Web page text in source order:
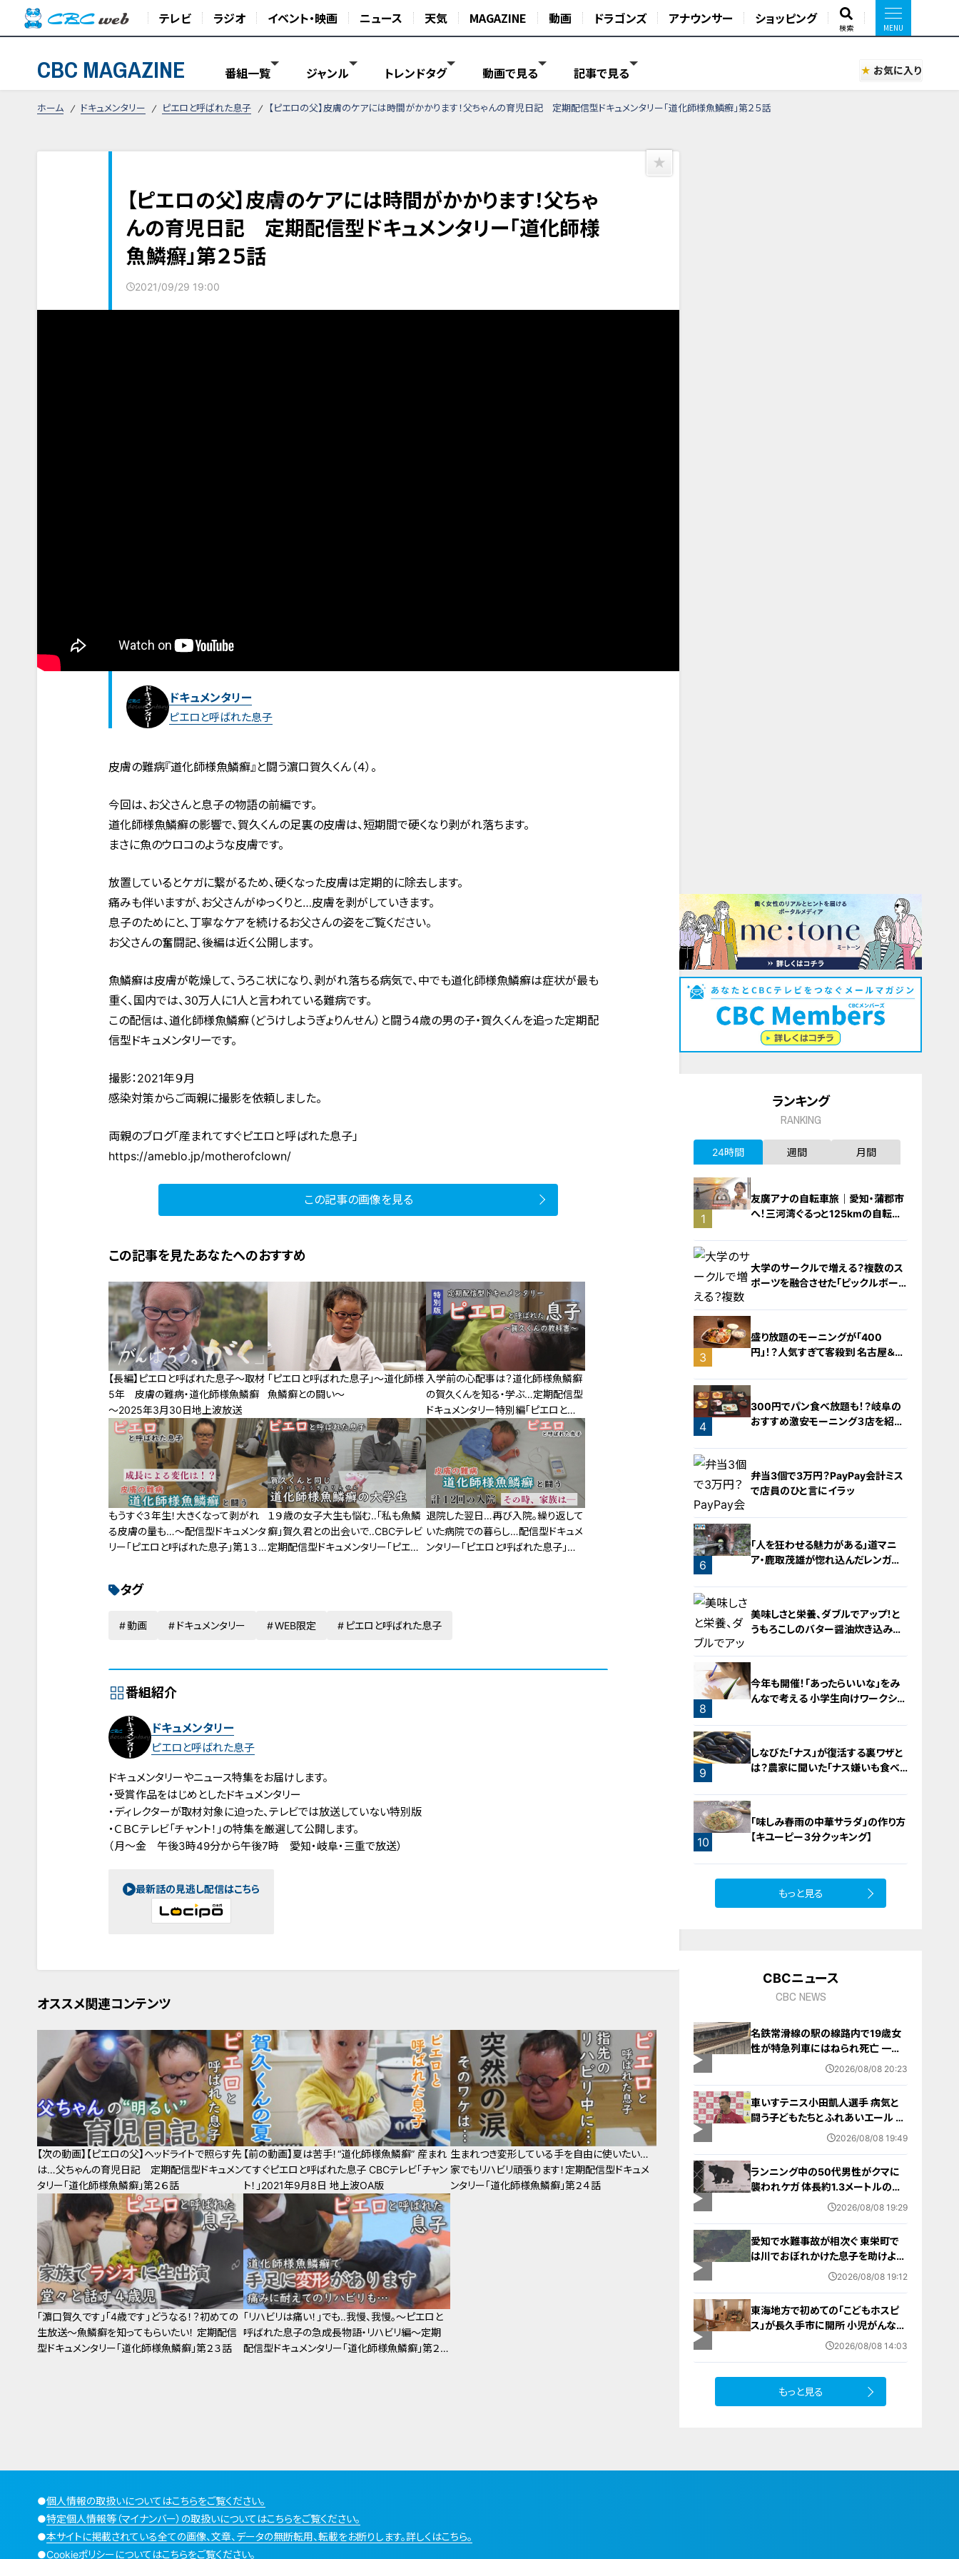
テレビ ラジオ イベント・映画 ニュース 天気 MAGAZINE 動画 ドラゴンズ アナウンサー ショッピング
検索
CBC MAGAZINE 番組一覧 ジャンル トレンドタグ 動画で見る 記事で見る お気に入り
ホーム ドキュメンタリー ピエロと呼ばれた息子 【ピエロの父】皮膚のケアには時間がかかります！父ちゃんの育児日記 定期配信型ドキュメンタリー「道化師様魚鱗癬」第２５話
【ピエロの父】皮膚のケアには時間がかかります！父ちゃ
んの育児日記 定期配信型ドキュメンタリー「道化師様
魚鱗癬」第２５話
2021/09/29 19:00
ドキュメンタリー
ピエロと呼ばれた息子
皮膚の難病『道化師様魚鱗癬』と闘う濵口賀久くん（４）。
今回は、お父さんと息子の物語の前編です。
道化師様魚鱗癬の影響で、賀久くんの足裏の皮膚は、短期間で硬くなり剥がれ落ちます。
まさに魚のウロコのような皮膚です。
放置しているとケガに繋がるため、硬くなった皮膚は定期的に除去します。
痛みも伴いますが、お父さんがゆっくりと…皮膚を剥がしていきます。
息子のためにと、丁寧なケアを続けるお父さんの姿をご覧ください。
お父さんの奮闘記、後編は近く公開します。
魚鱗癬は皮膚が乾燥して、うろこ状になり、剥がれ落ちる病気で、中でも道化師様魚鱗癬は症状が最も
重く、国内では、30万人に1人と言われている難病です。
この配信は、道化師様魚鱗癬（どうけしようぎょりんせん）と闘う４歳の男の子・賀久くんを追った定期配
信型ドキュメンタリーです。
撮影：2021年９月
感染対策からご両親に撮影を依頼しました。
両親のブログ「産まれてすぐピエロと呼ばれた息子」
https://ameblo.jp/motherofclown/
この記事の画像を見る
この記事を見たあなたへのおすすめ
【長編】ピエロと呼ばれた息子～取材
5年 皮膚の難病・道化師様魚鱗癬
～2025年3月30日地上波放送
「ピエロと呼ばれた息子」～道化師様
魚鱗癬との闘い～
入学前の心配事は？道化師様魚鱗癬
の賀久くんを知る・学ぶ…定期配信型
ドキュメンタリー特別編「ピエロと呼
ばれた息子」
もうすぐ３年生！大きくなって剥がれ
る皮膚の量も…～配信型ドキュメンタ
リー「ピエロと呼ばれた息子」第１３４
１９歳の女子大生も悩む‥「私も魚鱗
癬」賀久君との出会いで‥CBCテレビ
定期配信型ドキュメンタリー「ピエロ
退院した翌日…再び入院。繰り返して
いた病院での暮らし…配信型ドキュメ
ンタリー「ピエロと呼ばれた息子」第
タグ
動画 ドキュメンタリー WEB限定 ピエロと呼ばれた息子
番組紹介
ドキュメンタリー
ピエロと呼ばれた息子
ドキュメンタリーやニュース特集をお届けします。
・受賞作品をはじめとしたドキュメンタリー
・ディレクターが取材対象に迫った、テレビでは放送していない特別版
・ＣＢＣテレビ「チャント！」の特集を厳選して公開します。
（月～金 午後3時49分から午後7時 愛知・岐阜・三重で放送）
最新話の見逃し配信はこちら
オススメ関連コンテンツ
【次の動画】【ピエロの父】ヘッドライトで照らす先
は…父ちゃんの育児日記 定期配信型ドキュメン
タリー「道化師様魚鱗癬」第２６話
【前の動画】夏は苦手！“道化師様魚鱗癬” 産まれ
てすぐピエロと呼ばれた息子 CBCテレビ「チャン
ト！」2021年9月8日 地上波OA版
生まれつき変形している手を自由に使いたい…
家でもリハビリ頑張ります！定期配信型ドキュメ
ンタリー「道化師様魚鱗癬」第２４話
「濵口賀久です」「4歳です」どうなる！？初めての
生放送～魚鱗癬を知ってもらいたい！ 定期配信
型ドキュメンタリー「道化師様魚鱗癬」第２３話
「リハビリは痛い！」でも‥我慢、我慢。～ピエロと
呼ばれた息子の急成長物語・リハビリ編～定期
配信型ドキュメンタリー「道化師様魚鱗癬」第２２
ランキング
RANKING
24時間 週間 月間
1
友廣アナの自転車旅｜愛知・蒲郡市
へ！三河湾ぐるっと125kmの自転車
2
大学のサークルで増える？複数のス
ポーツを融合させた「ピックルボー
3
盛り放題のモーニングが「400
円」！？人気すぎて客殺到 名古屋＆岐
4
300円でパン食べ放題も！？岐阜の
おすすめ激安モーニング３店を紹
5
弁当3個で3万円？PayPay会計ミス
で店員のひと言にイラッ
6
「人を狂わせる魅力がある」道マニ
ア・鹿取茂雄が惚れ込んだレンガの
7
美味しさと栄養、ダブルでアップ！と
うもろこしのバター醤油炊き込みご
8
今年も開催！「あったらいいな」をみ
んなで考える 小学生向けワークショ
9
しなびた「ナス」が復活する裏ワザと
は？農家に聞いた「ナス嫌いも食べ
10
「味しみ春雨の中華サラダ」の作り方
【キユーピー３分クッキング】
もっと見る
CBCニュース
CBC NEWS
名鉄常滑線の駅の線路内で19歳女
性が特急列車にはねられ死亡 一部
区間で一時運転見合わせに お盆休
2026/08/08 20:23
車いすテニス小田凱人選手 病気と
闘う子どもたちとふれあいエール ス
ポーツの楽しさ伝える 名古屋・緑区
2026/08/08 19:49
ランニング中の50代男性がクマに
襲われケガ 体長約1.3メートルのツ
キノワグマに腕や足をかまれる 「つ
岐阜・高山市
2026/08/08 19:29
愛知で水難事故が相次ぐ 東栄町で
は川でおぼれかけた息子を助けよう
とし父親が心肺停止の状態で搬送
2026/08/08 19:12
東海地方で初めての「こどもホスピ
ス」が長久手市に開所 小児がんなど
重い病気の子どもと家族を支える施
2026/08/08 14:03
もっと見る
●個人情報の取扱いについてはこちらをご覧ください。
●特定個人情報等（マイナンバー）の取扱いについてはこちらをご覧ください。
●本サイトに掲載されている全ての画像、文章、データの無断転用、転載をお断りします。詳しくはこちら。
●Cookieポリシーについてはこちらをご覧ください。